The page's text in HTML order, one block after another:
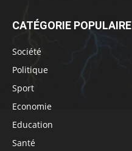
CATÉGORIE POPULAIRE
Société
Politique
Sport
Economie
Education
Santé